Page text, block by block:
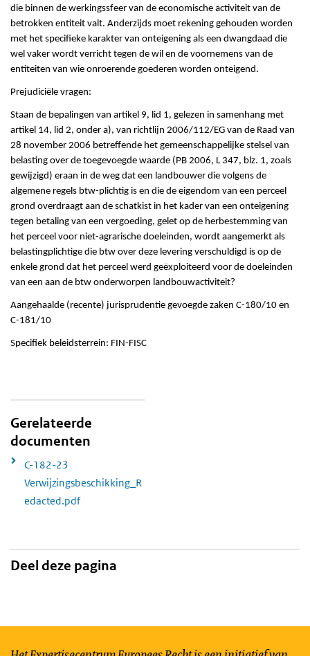
die binnen de werkingssfeer van de economische activiteit van de
betrokken entiteit valt. Anderzijds moet rekening gehouden worden
met het specifieke karakter van onteigening als een dwangdaad die
wel vaker wordt verricht tegen de wil en de voornemens van de
entiteiten van wie onroerende goederen worden onteigend.
Prejudiciële vragen:
Staan de bepalingen van artikel 9, lid 1, gelezen in samenhang met
artikel 14, lid 2, onder a), van richtlijn 2006/112/EG van de Raad van
28 november 2006 betreffende het gemeenschappelijke stelsel van
belasting over de toegevoegde waarde (PB 2006, L 347, blz. 1, zoals
gewijzigd) eraan in de weg dat een landbouwer die volgens de
algemene regels btw-plichtig is en die de eigendom van een perceel
grond overdraagt aan de schatkist in het kader van een onteigening
tegen betaling van een vergoeding, gelet op de herbestemming van
het perceel voor niet-agrarische doeleinden, wordt aangemerkt als
belastingplichtige die btw over deze levering verschuldigd is op de
enkele grond dat het perceel werd geëxploiteerd voor de doeleinden
van een aan de btw onderworpen landbouwactiviteit?
Aangehaalde (recente) jurisprudentie gevoegde zaken C-180/10 en
C-181/10
Specifiek beleidsterrein: FIN-FISC
Gerelateerde
documenten
C-182-23
Verwijzingsbeschikking_R
edacted.pdf
Deel deze pagina